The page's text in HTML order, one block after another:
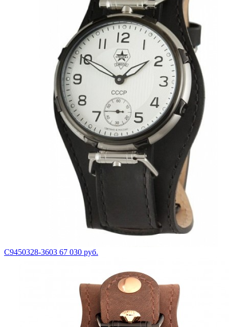
С9450328-3603 67 030 руб.